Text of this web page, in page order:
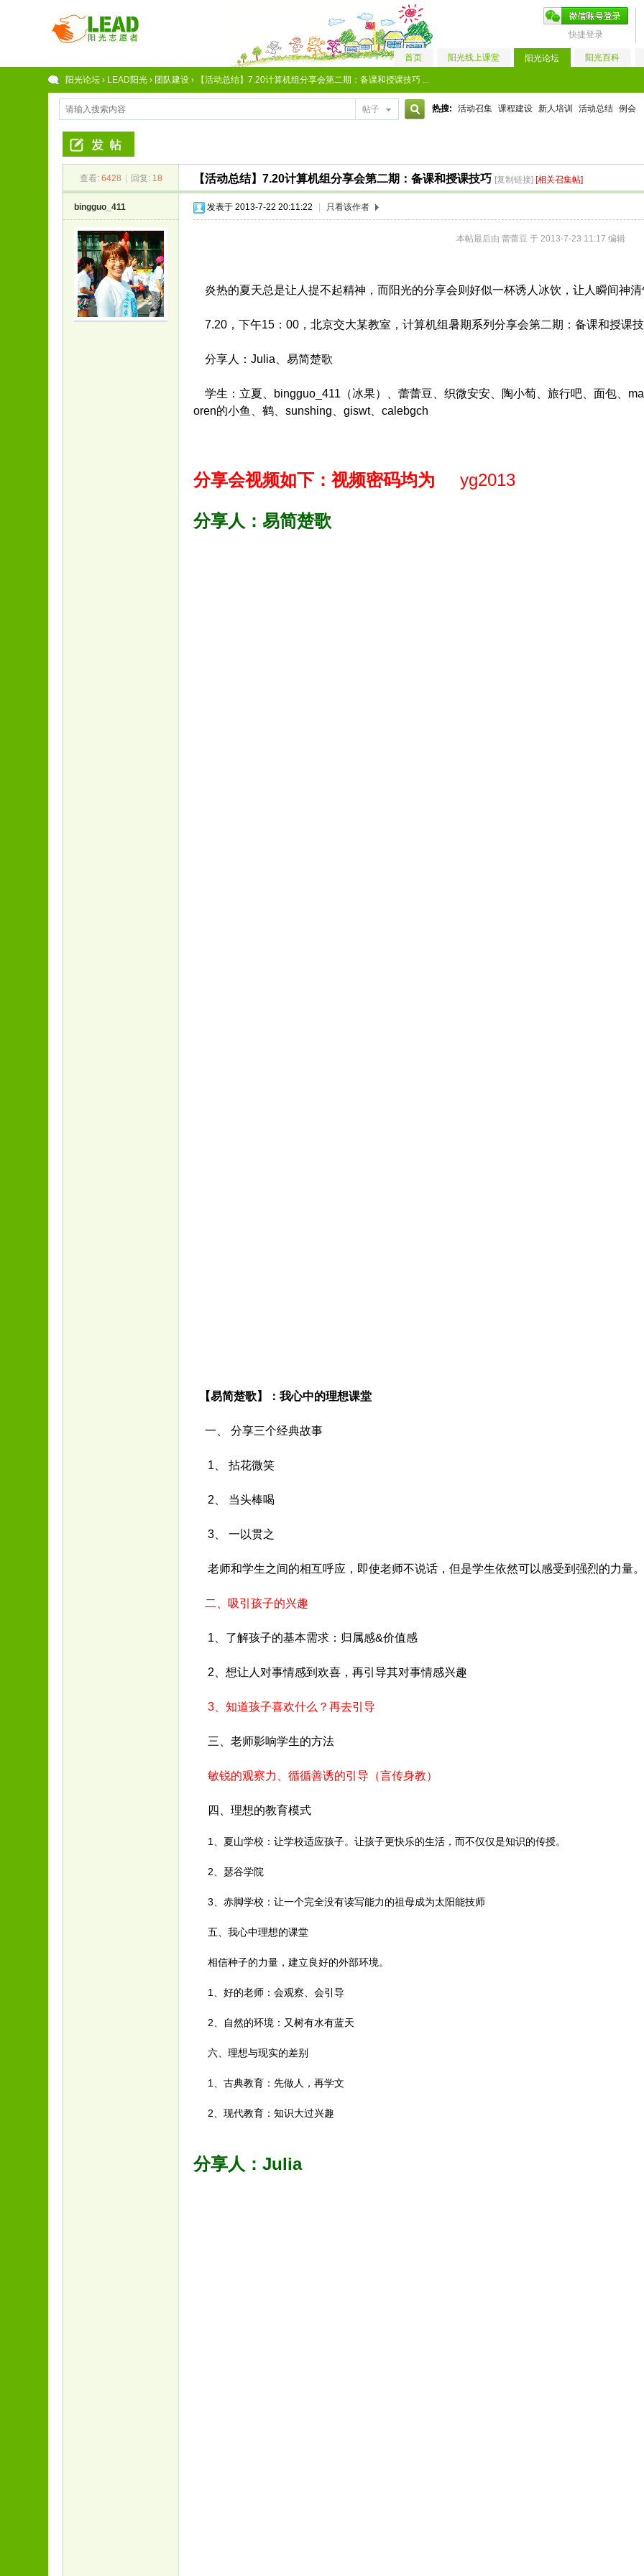
快捷登录
首页 阳光线上课堂 阳光论坛 阳光百科
阳光论坛 › LEAD阳光 › 团队建设 › 【活动总结】7.20计算机组分享会第二期：备课和授课技巧 ...
帖子
索
热搜: 活动召集 课程建设 新人培训 活动总结 例会
查看: 6428 回复: 18 【活动总结】7.20计算机组分享会第二期：备课和授课技巧 [复制链接] [相关召集帖]
bingguo_411 发表于 2013-7-22 20:11:22 只看该作者
本帖最后由 蕾蕾豆 于 2013-7-23 11:17 编辑
炎热的夏天总是让人提不起精神，而阳光的分享会则好似一杯诱人冰饮，让人瞬间神
7.20，下午15：00，北京交大某教室，计算机组暑期系列分享会第二期：备课和授课
分享人：Julia、易简楚歌
学生：立夏、bingguo_411（冰果）、蕾蕾豆、织微安安、陶小萄、旅行吧、面包、
oren的小鱼、鹤、sunshing、giswt、calebgch
分享会视频如下：视频密码均为yg2013
分享人：易简楚歌
【易简楚歌】：我心中的理想课堂
一、 分享三个经典故事
1、 拈花微笑
2、 当头棒喝
3、 一以贯之
老师和学生之间的相互呼应，即使老师不说话，但是学生依然可以感受到强烈的力量
二、吸引孩子的兴趣
1、了解孩子的基本需求：归属感&价值感
2、想让人对事情感到欢喜，再引导其对事情感兴趣
3、知道孩子喜欢什么？再去引导
三、老师影响学生的方法
敏锐的观察力、循循善诱的引导（言传身教）
四、理想的教育模式
1、夏山学校：让学校适应孩子。让孩子更快乐的生活，而不仅仅是知识的传授。
2、瑟谷学院
3、赤脚学校：让一个完全没有读写能力的祖母成为太阳能技师
五、我心中理想的课堂
相信种子的力量，建立良好的外部环境。
1、好的老师：会观察、会引导
2、自然的环境：又树有水有蓝天
六、理想与现实的差别
1、古典教育：先做人，再学文
2、现代教育：知识大过兴趣
分享人：Julia